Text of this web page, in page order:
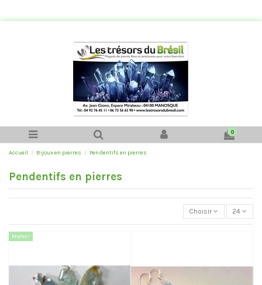
0
Accueil Bijoux en pierres Pendentifs en pierres
Pendentifs en pierres
Choisir 24
Promo !